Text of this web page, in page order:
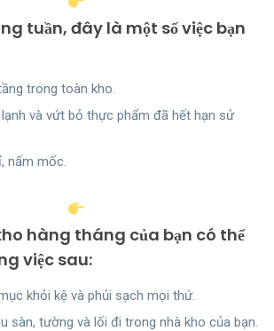
tuần, đây là một số việc bạn
trong toàn kho.
và vứt bỏ thực phẩm đã hết hạn sử
nấm mốc.
hàng tháng của bạn có thể
việc sau:
khỏi kệ và phủi sạch mọi thứ.
sàn, tường và lối đi trong nhà kho của bạn.